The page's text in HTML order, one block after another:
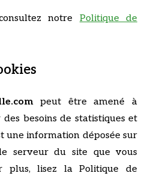
notre Politique de
peut être amené à
besoins de statistiques et
une information déposée sur
serveur du site que vous
plus, lisez la Politique de